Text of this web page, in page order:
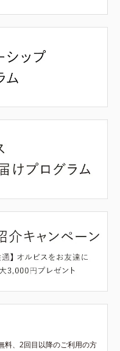
料、2回目以降のご利用の方